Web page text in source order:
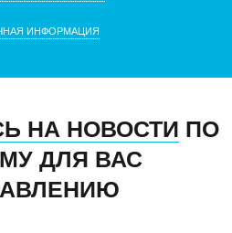
ИНФОРМАЦИЯ
НА НОВОСТИ ПО
ДЛЯ ВАС